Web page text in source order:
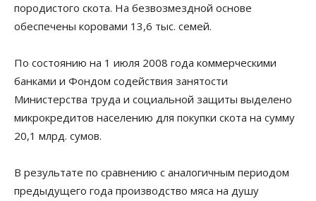
породистого скота. На безвозмездной основе
обеспечены коровами 13,6 тыс. семей.
По состоянию на 1 июля 2008 года коммерческими
банками и Фондом содействия занятости
Министерства труда и социальной защиты выделено
микрокредитов населению для покупки скота на сумму
20,1 млрд. сумов.
В результате по сравнению с аналогичным периодом
предыдущего года производство мяса на душу